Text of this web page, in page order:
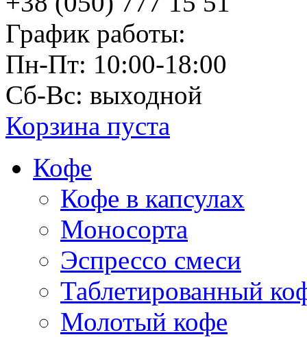
График работы:
Пн-Пт: 10:00-18:00
Сб-Вс: выходной
Корзина пуста
Кофе
Кофе в капсулах
Моносорта
Эспрессо смеси
Таблетированный
Молотый кофе